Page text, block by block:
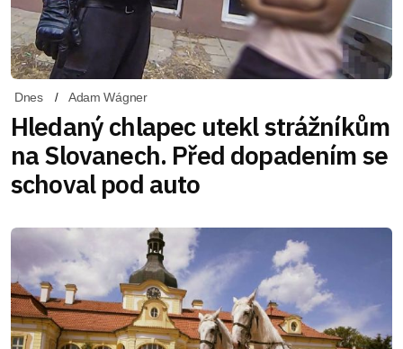
Dnes Adam Wágner
Hledaný chlapec utekl strážníkům
na Slovanech. Před dopadením se
schoval pod auto